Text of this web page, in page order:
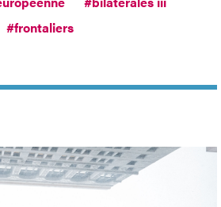
#frontaliers